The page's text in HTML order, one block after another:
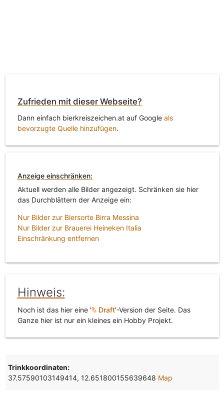
Zufrieden mit dieser Webseite?
Dann einfach bierkreiszeichen.at auf Google als
bevorzugte Quelle hinzufügen.
Anzeige einschränken:
Aktuell werden alle Bilder angezeigt. Schränken sie hier
das Durchblättern der Anzeige ein:
Nur Bilder zur Biersorte Birra Messina
Nur Bilder zur Brauerei Heineken Italia
Einschränkung entfernen
Hinweis:
Noch ist das hier eine ' Draft'-Version der Seite. Das
Ganze hier ist nur ein kleines ein Hobby Projekt.
Trinkkoordinaten:
37.57590103149414, 12.651800155639648 Map